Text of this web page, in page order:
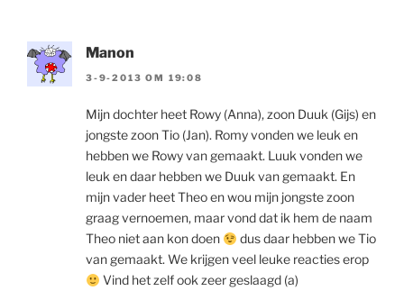
Manon
3-9-2013 OM 19:08
Mijn dochter heet Rowy (Anna), zoon Duuk (Gijs) en
jongste zoon Tio (Jan). Romy vonden we leuk en
hebben we Rowy van gemaakt. Luuk vonden we
leuk en daar hebben we Duuk van gemaakt. En
mijn vader heet Theo en wou mijn jongste zoon
graag vernoemen, maar vond dat ik hem de naam
Theo niet aan kon doen
dus daar hebben we Tio
van gemaakt. We krijgen veel leuke reacties erop
Vind het zelf ook zeer geslaagd (a)